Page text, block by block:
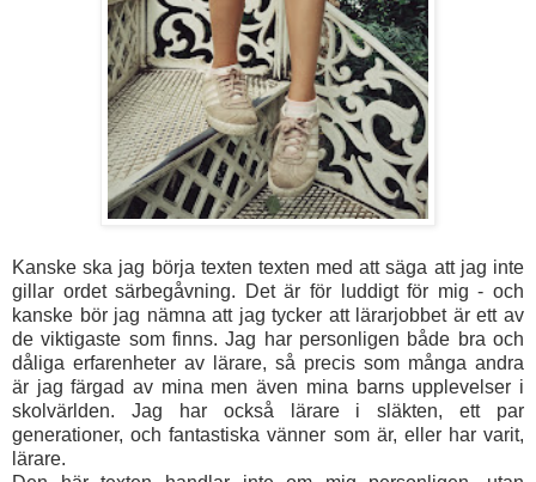
Kanske ska jag börja texten texten med att säga att jag inte
gillar ordet särbegåvning. Det är för luddigt för mig - och
kanske bör jag nämna att jag tycker att lärarjobbet är ett av
de viktigaste som finns. Jag har personligen både bra och
dåliga erfarenheter av lärare, så precis som många andra
är jag färgad av mina men även mina barns upplevelser i
skolvärlden. Jag har också lärare i släkten, ett par
generationer, och fantastiska vänner som är, eller har varit,
lärare.